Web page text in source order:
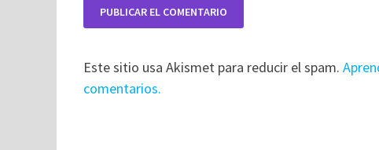
Este sitio usa Akismet para reducir el spam.
comentarios.